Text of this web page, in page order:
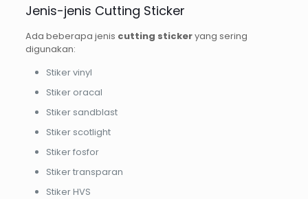
Jenis-jenis Cutting Sticker
Ada beberapa jenis cutting stickeryang sering
digunakan:
Stiker vinyl
Stiker oracal
Stiker sandblast
Stiker scotlight
Stiker fosfor
Stiker transparan
Stiker HVS